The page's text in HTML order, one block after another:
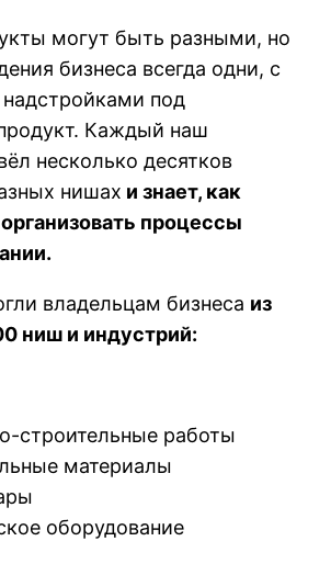
могут быть разными, но
бизнеса всегда одни, с
под
Каждый наш
несколько десятков
нишах и знает, как
процессы
владельцам бизнеса из
ниш и индустрий:
строительные работы
материалы
оборудование